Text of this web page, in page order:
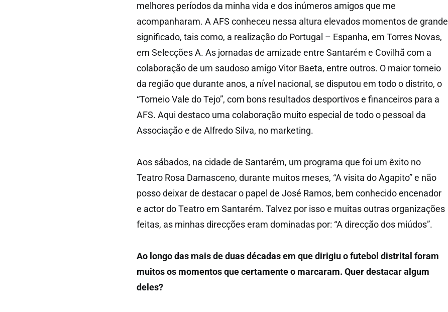
melhores períodos da minha vida e dos inúmeros amigos que me
acompanharam. A AFS conheceu nessa altura elevados momentos de grande
significado, tais como, a realização do Portugal – Espanha, em Torres Novas,
em Selecções A. As jornadas de amizade entre Santarém e Covilhã com a
colaboração de um saudoso amigo Vitor Baeta, entre outros. O maior torneio
da região que durante anos, a nível nacional, se disputou em todo o distrito, o
“Torneio Vale do Tejo”, com bons resultados desportivos e financeiros para a
AFS. Aqui destaco uma colaboração muito especial de todo o pessoal da
Associação e de Alfredo Silva, no marketing.
Aos sábados, na cidade de Santarém, um programa que foi um êxito no
Teatro Rosa Damasceno, durante muitos meses, “A visita do Agapito” e não
posso deixar de destacar o papel de José Ramos, bem conhecido encenador
e actor do Teatro em Santarém. Talvez por isso e muitas outras organizações
feitas, as minhas direcções eram dominadas por: “A direcção dos miúdos”.
Ao longo das mais de duas décadas em que dirigiu o futebol distrital foram
muitos os momentos que certamente o marcaram. Quer destacar algum
deles?